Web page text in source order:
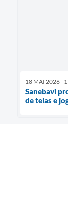
18 MAI 2026 -
Sanebavi
de telas e